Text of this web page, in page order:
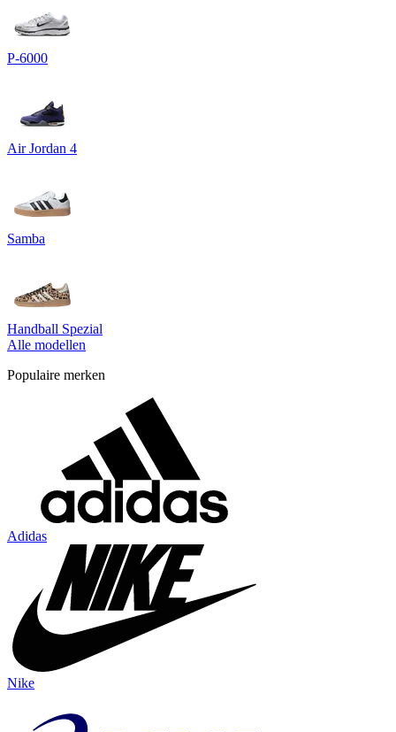
P-6000
Air Jordan 4
Samba
Handball Spezial
Alle modellen
Populaire merken
Adidas
Nike